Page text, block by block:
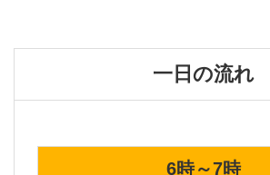
一日の流れ
6時～7時